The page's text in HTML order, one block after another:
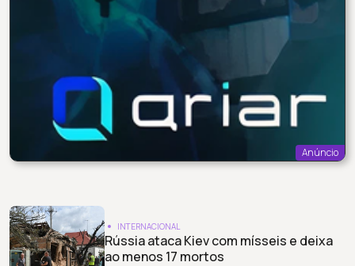
Anúncio
INTERNACIONAL
Rússia ataca Kiev com mísseis e deixa
ao menos 17 mortos